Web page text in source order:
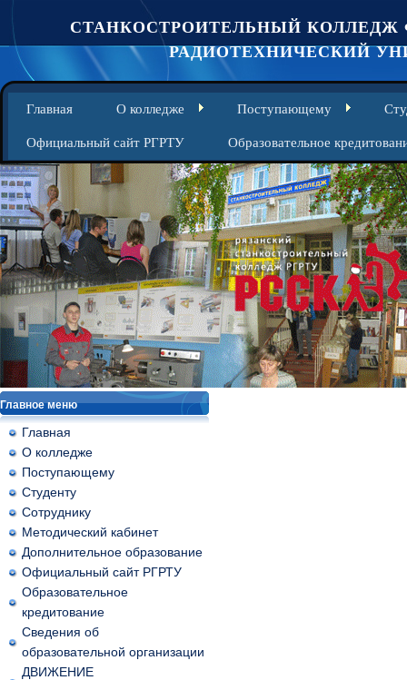
СТАНКОСТРОИТЕЛЬНЫЙ КОЛЛЕДЖ
РАДИОТЕХНИЧЕСКИЙ
Главная О колледже Поступающему
Официальный сайт РГРТУ Образовательное
Главное меню
Главная
О колледже
Поступающему
Студенту
Сотруднику
Методический кабинет
Дополнительное образование
Официальный сайт РГРТУ
Образовательное
кредитование
Сведения об
образовательной организации
ДВИЖЕНИЕ